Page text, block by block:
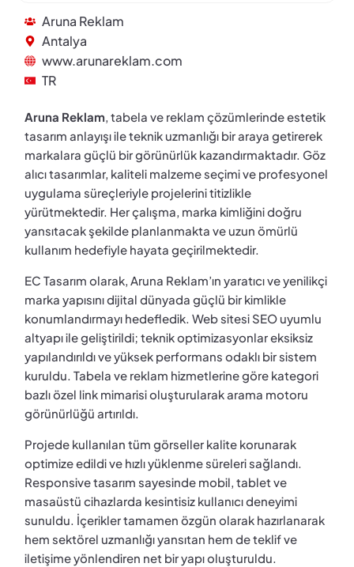
Aruna Reklam
Antalya
www.arunareklam.com
TR
Aruna Reklam, tabela ve reklam çözümlerinde estetik
tasarım anlayışı ile teknik uzmanlığı bir araya getirerek
markalara güçlü bir görünürlük kazandırmaktadır. Göz
alıcı tasarımlar, kaliteli malzeme seçimi ve profesyonel
uygulama süreçleriyle projelerini titizlikle
yürütmektedir. Her çalışma, marka kimliğini doğru
yansıtacak şekilde planlanmakta ve uzun ömürlü
kullanım hedefiyle hayata geçirilmektedir.
EC Tasarım olarak, Aruna Reklam’ın yaratıcı ve yenilikçi
marka yapısını dijital dünyada güçlü bir kimlikle
konumlandırmayı hedefledik. Web sitesi SEO uyumlu
altyapı ile geliştirildi; teknik optimizasyonlar eksiksiz
yapılandırıldı ve yüksek performans odaklı bir sistem
kuruldu. Tabela ve reklam hizmetlerine göre kategori
bazlı özel link mimarisi oluşturularak arama motoru
görünürlüğü artırıldı.
Projede kullanılan tüm görseller kalite korunarak
optimize edildi ve hızlı yüklenme süreleri sağlandı.
Responsive tasarım sayesinde mobil, tablet ve
masaüstü cihazlarda kesintisiz kullanıcı deneyimi
sunuldu. İçerikler tamamen özgün olarak hazırlanarak
hem sektörel uzmanlığı yansıtan hem de teklif ve
iletişime yönlendiren net bir yapı oluşturuldu.